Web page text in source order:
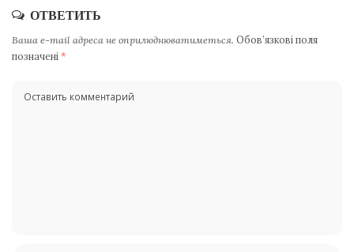
ОТВЕТИТЬ
Ваша e-mail адреса не оприлюднюватиметься. Обов’язкові поля
позначені *